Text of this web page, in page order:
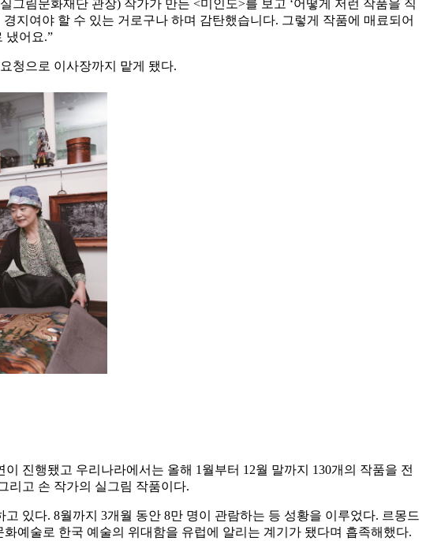
림문화재단 관장) 작가가 만든 <미인도>를 보고 ‘어떻게 저런 작품을 직
지여야 할 수 있는 거로구나 하며 감탄했습니다. 그렇게 작품에 매료되어
냈어요.”
청으로 이사장까지 맡게 됐다.
진행됐고 우리나라에서는 올해 1월부터 12월 말까지 130개의 작품을 전
리고 손 작가의 실그림 작품이다.
있다. 8월까지 3개월 동안 8만 명이 관람하는 등 성황을 이루었다. 르몽드
예술로 한국 예술의 위대함을 유럽에 알리는 계기가 됐다며 흡족해했다.